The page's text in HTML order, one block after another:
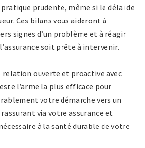
prudente, même si le délai de
Ces bilans vous aideront à
signes d’un problème et à réagir
soit prête à intervenir.
relation ouverte et proactive avec
l’arme la plus efficace pour
votre démarche vers un
via votre assurance et
à la santé durable de votre